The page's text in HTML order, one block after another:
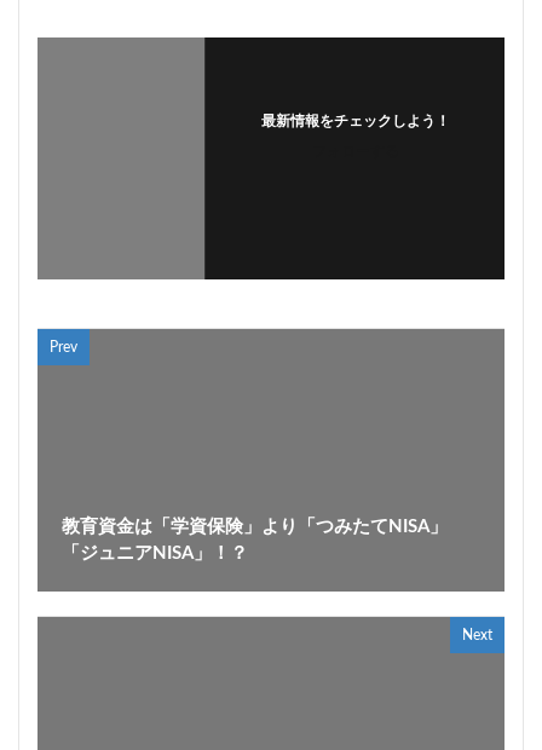
最新情報をチェックしよう！
Prev
教育資金は「学資保険」より「つみたてNISA」
「ジュニアNISA」！？
Next